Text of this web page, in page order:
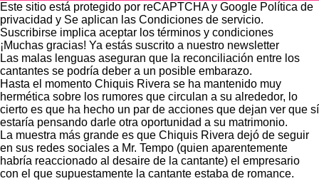
Este sitio está protegido por reCAPTCHA y Google Política de
privacidad y Se aplican las Condiciones de servicio.
Suscribirse implica aceptar los términos y condiciones
¡Muchas gracias! Ya estás suscrito a nuestro newsletter
Las malas lenguas aseguran que la reconciliación entre los
cantantes se podría deber a un posible embarazo.
Hasta el momento Chiquis Rivera se ha mantenido muy
hermética sobre los rumores que circulan a su alrededor, lo
cierto es que ha hecho un par de acciones que dejan ver que sí
estaría pensando darle otra oportunidad a su matrimonio.
La muestra más grande es que Chiquis Rivera dejó de seguir
en sus redes sociales a Mr. Tempo (quien aparentemente
habría reaccionado al desaire de la cantante) el empresario
con el que supuestamente la cantante estaba de romance.